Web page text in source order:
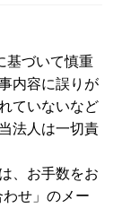
基づいて慎重
内容に誤りが
ていないなど
法人は一切責
、お手数をお
せ」のメー